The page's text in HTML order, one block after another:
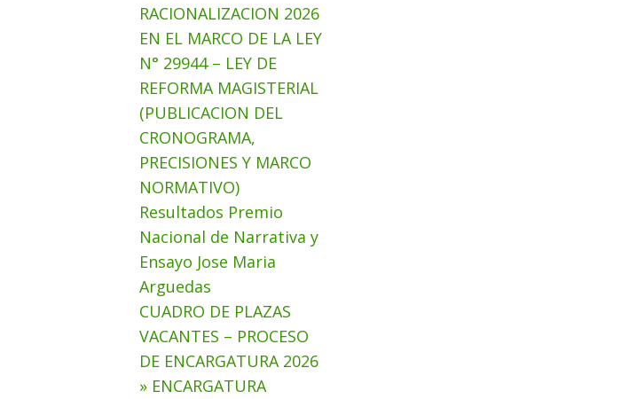
RACIONALIZACION 2026
EN EL MARCO DE LA LEY
N° 29944 – LEY DE
REFORMA MAGISTERIAL
(PUBLICACION DEL
CRONOGRAMA,
PRECISIONES Y MARCO
NORMATIVO)
Resultados Premio
Nacional de Narrativa y
Ensayo Jose Maria
Arguedas
CUADRO DE PLAZAS
VACANTES – PROCESO
DE ENCARGATURA 2026
» ENCARGATURA